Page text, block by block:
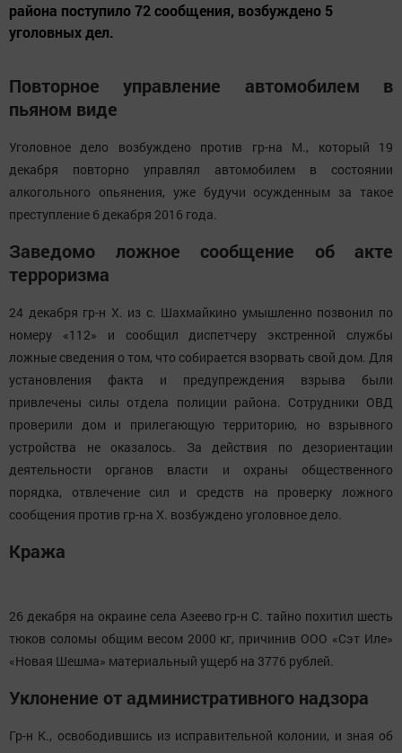
района поступило 72 сообщения, возбуждено 5
уголовных дел.
Повторное управление автомобилем в
пьяном виде
Уголовное дело возбуждено против гр-на М., который 19
декабря повторно управлял автомобилем в состоянии
алкогольного опьянения, уже будучи осужденным за такое
преступление 6 декабря 2016 года.
Заведомо ложное сообщение об акте
терроризма
24 декабря гр-н Х. из с. Шахмайкино умышленно позвонил по
номеру «112» и сообщил диспетчеру экстренной службы
ложные сведения о том, что собирается взорвать свой дом. Для
установления факта и предупреждения взрыва были
привлечены силы отдела полиции района. Сотрудники ОВД
проверили дом и прилегающую территорию, но взрывного
устройства не оказалось. За действия по дезориентации
деятельности органов власти и охраны общественного
порядка, отвлечение сил и средств на проверку ложного
сообщения против гр-на Х. возбуждено уголовное дело.
Кража
26 декабря на окраине села Азеево гр-н С. тайно похитил шесть
тюков соломы общим весом 2000 кг, причинив ООО «Сэт Иле»
«Новая Шешма» материальный ущерб на 3776 рублей.
Уклонение от административного надзора
Гр-н К., освободившись из исправительной колонии, и зная об